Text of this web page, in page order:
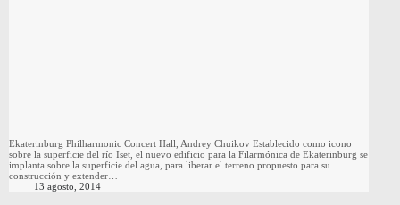
Ekaterinburg Philharmonic Concert Hall, Andrey Chuikov Establecido como icono
sobre la superficie del río Iset, el nuevo edificio para la Filarmónica de Ekaterinburg se
implanta sobre la superficie del agua, para liberar el terreno propuesto para su
construcción y extender…
13 agosto, 2014